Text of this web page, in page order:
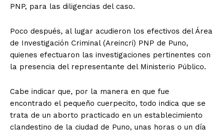
PNP, para las diligencias del caso.
Poco después, al lugar acudieron los efectivos del Área
de Investigación Criminal (Areincri) PNP de Puno,
quienes efectuaron las investigaciones pertinentes con
la presencia del representante del Ministerio Público.
Cabe indicar que, por la manera en que fue
encontrado el pequeño cuerpecito, todo indica que se
trata de un aborto practicado en un establecimiento
clandestino de la ciudad de Puno, unas horas o un día